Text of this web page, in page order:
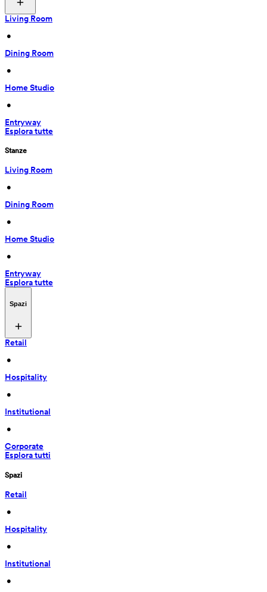
Living Room
•
Dining Room
•
Home Studio
•
Entryway
Esplora tutte
Stanze
Living Room
•
Dining Room
•
Home Studio
•
Entryway
Esplora tutte
Spazi
Retail
•
Hospitality
•
Institutional
•
Corporate
Esplora tutti
Spazi
Retail
•
Hospitality
•
Institutional
•